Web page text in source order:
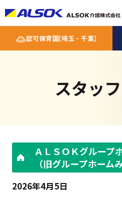
認可保育園(埼玉・千葉)
スタッ
ＡＬＳＯＫグループ
（旧グループホーム
2026年4月5日